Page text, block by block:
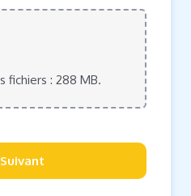
fichiers : 288 MB.